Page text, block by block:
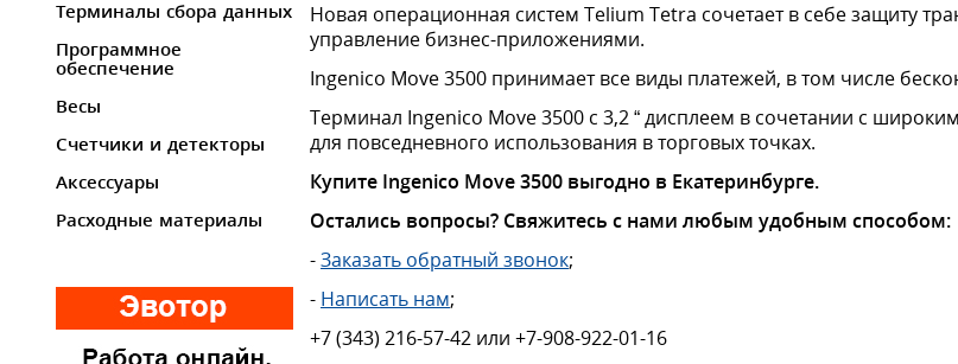
Терминалы сбора данных
Программное
обеспечение
Весы
Счетчики и детекторы
Аксессуары
Расходные материалы
Новая операционная систем Telium Tetra сочетает в себе защиту
управление бизнес-приложениями.
Ingenico Move 3500 принимает все виды платежей, в том числе
Терминал Ingenico Move 3500 с 3,2 “ дисплеем в сочетании с
для повседневного использования в торговых точках.
Купите Ingenico Move 3500 выгодно в Екатеринбурге.
Остались вопросы? Свяжитесь с нами любым удобным способом:
-Заказать обратный звонок;
- Написать нам;
+7 (343) 216-57-42 или +7-908-922-01-16